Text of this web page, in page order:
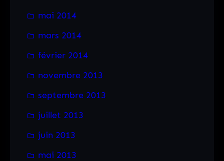
mai 2014
mars 2014
février 2014
novembre 2013
septembre 2013
juillet 2013
juin 2013
mai 2013